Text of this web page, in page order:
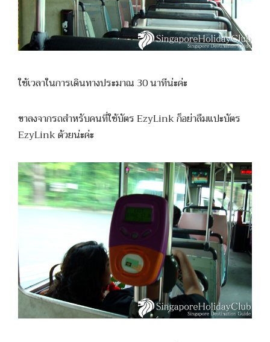
ใช้เวลาในการเดินทางประมาณ 30 นาทีน่ะค่ะ
ขาลงจากรถสำหรับคนที่ใช้บัตร EzyLink ก็อย่าลืมแปะบัตร
EzyLink ด้วยน่ะค่ะ